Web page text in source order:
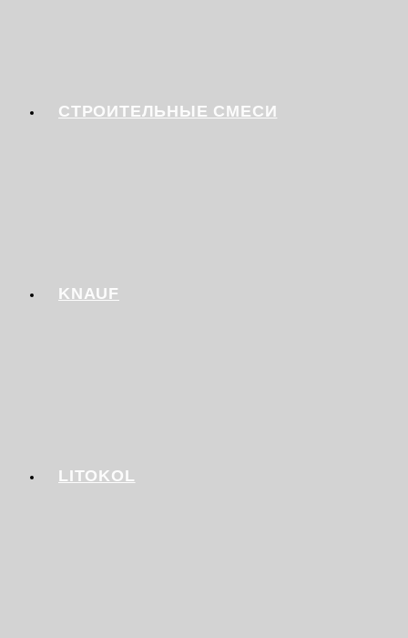
СТРОИТЕЛЬНЫЕ СМЕСИ
KNAUF
LITOKOL